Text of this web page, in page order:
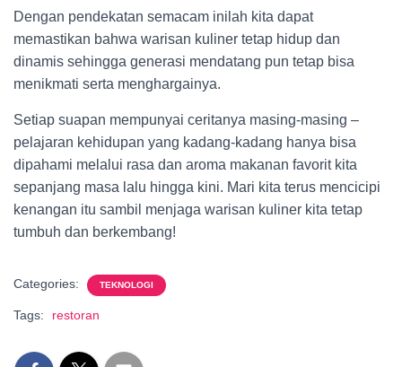
Dengan pendekatan semacam inilah kita dapat
memastikan bahwa warisan kuliner tetap hidup dan
dinamis sehingga generasi mendatang pun tetap bisa
menikmati serta menghargainya.
Setiap suapan mempunyai ceritanya masing-masing –
pelajaran kehidupan yang kadang-kadang hanya bisa
dipahami melalui rasa dan aroma makanan favorit kita
sepanjang masa lalu hingga kini. Mari kita terus mencicipi
kenangan itu sambil menjaga warisan kuliner kita tetap
tumbuh dan berkembang!
Categories: TEKNOLOGI
Tags: restoran